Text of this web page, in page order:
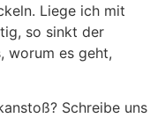
Liege ich mit
so sinkt der
worum es geht,
Schreibe uns